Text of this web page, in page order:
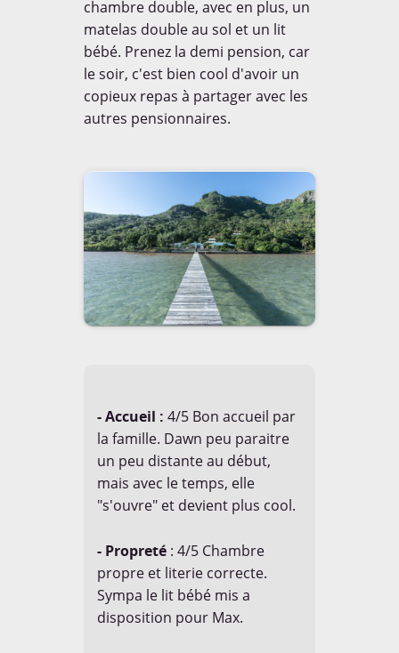
Dans la rubrique voyage /
tourisme parmi plus de 200
blogs. Merci à tous!
Découvrez les articles et
interviews réalisés autours de
notre projet le tour du monde
à 80 cm.
Voyagez couvert à
l'étranger, découvrez
l'Offre Cap Aventure
chambre double, avec en plus, un
matelas double au sol et un lit
bébé. Prenez la demi pension, car
le soir, c'est bien cool d'avoir un
copieux repas à partager avec les
autres pensionnaires.
- Accueil : 4/5 Bon accueil par
la famille. Dawn peu paraitre
un peu distante au début,
mais avec le temps, elle
"s'ouvre" et devient plus cool.
- Propreté : 4/5 Chambre
propre et literie correcte.
Sympa le lit bébé mis a
disposition pour Max.